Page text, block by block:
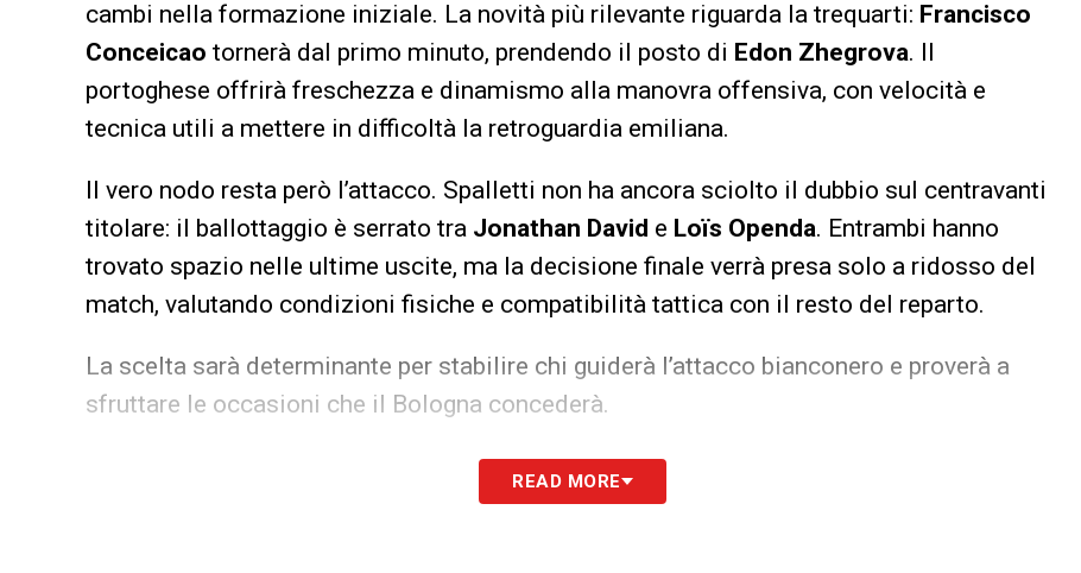
cambi nella formazione iniziale. La novità più rilevante riguarda la trequarti: Francisco
Conceicao tornerà dal primo minuto, prendendo il posto di Edon Zhegrova. Il
portoghese offrirà freschezza e dinamismo alla manovra offensiva, con velocità e
tecnica utili a mettere in difficoltà la retroguardia emiliana.
Il vero nodo resta però l’attacco. Spalletti non ha ancora sciolto il dubbio sul centravanti
titolare: il ballottaggio è serrato tra Jonathan David e Loïs Openda. Entrambi hanno
trovato spazio nelle ultime uscite, ma la decisione finale verrà presa solo a ridosso del
match, valutando condizioni fisiche e compatibilità tattica con il resto del reparto.
La scelta sarà determinante per stabilire chi guiderà l’attacco bianconero e proverà a
sfruttare le occasioni che il Bologna concederà.
Ultime Notizie Serie A: tutte le novità del giorno sul massimo
READ MORE